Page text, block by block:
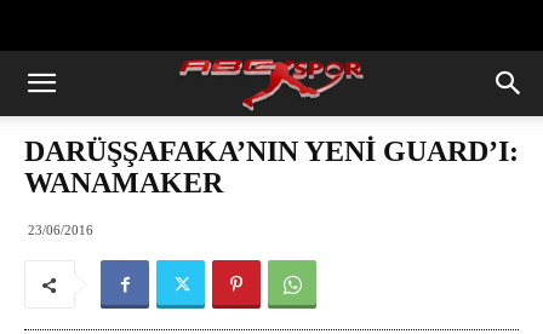
DARÜŞŞAFAKA’NIN YENİ GUARD’I:
WANAMAKER
23/06/2016